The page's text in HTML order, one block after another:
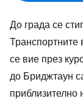
До града се
Транспортните
се вие през
до Бриджтаун
приблизително